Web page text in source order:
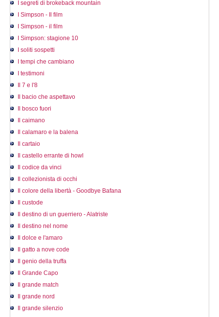
I segreti di brokeback mountain
I Simpson - Il film
I Simpson - il film
I Simpson: stagione 10
I soliti sospetti
I tempi che cambiano
I testimoni
Il 7 e l'8
Il bacio che aspettavo
Il bosco fuori
Il caimano
Il calamaro e la balena
Il cartaio
Il castello errante di howl
Il codice da vinci
Il collezionista di occhi
Il colore della libertà - Goodbye Bafana
Il custode
Il destino di un guerriero - Alatriste
Il destino nel nome
Il dolce e l'amaro
Il gatto a nove code
Il genio della truffa
Il Grande Capo
Il grande match
Il grande nord
Il grande silenzio